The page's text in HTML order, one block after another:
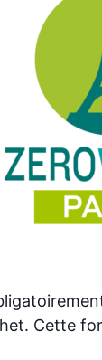
Cette